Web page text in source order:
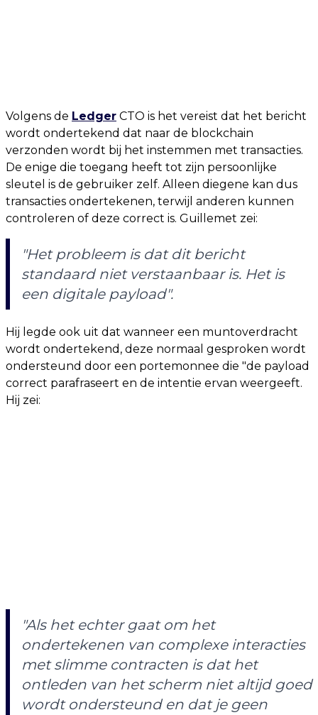
Volgens de Ledger CTO is het vereist dat het bericht
wordt ondertekend dat naar de blockchain
verzonden wordt bij het instemmen met transacties.
De enige die toegang heeft tot zijn persoonlijke
sleutel is de gebruiker zelf. Alleen diegene kan dus
transacties ondertekenen, terwijl anderen kunnen
controleren of deze correct is. Guillemet zei:
"Het probleem is dat dit bericht
standaard niet verstaanbaar is. Het is
een digitale payload".
Hij legde ook uit dat wanneer een muntoverdracht
wordt ondertekend, deze normaal gesproken wordt
ondersteund door een portemonnee die "de payload
correct parafraseert en de intentie ervan weergeeft.
Hij zei:
"Als het echter gaat om het
ondertekenen van complexe interacties
met slimme contracten is dat het
ontleden van het scherm niet altijd goed
wordt ondersteund en dat je geen